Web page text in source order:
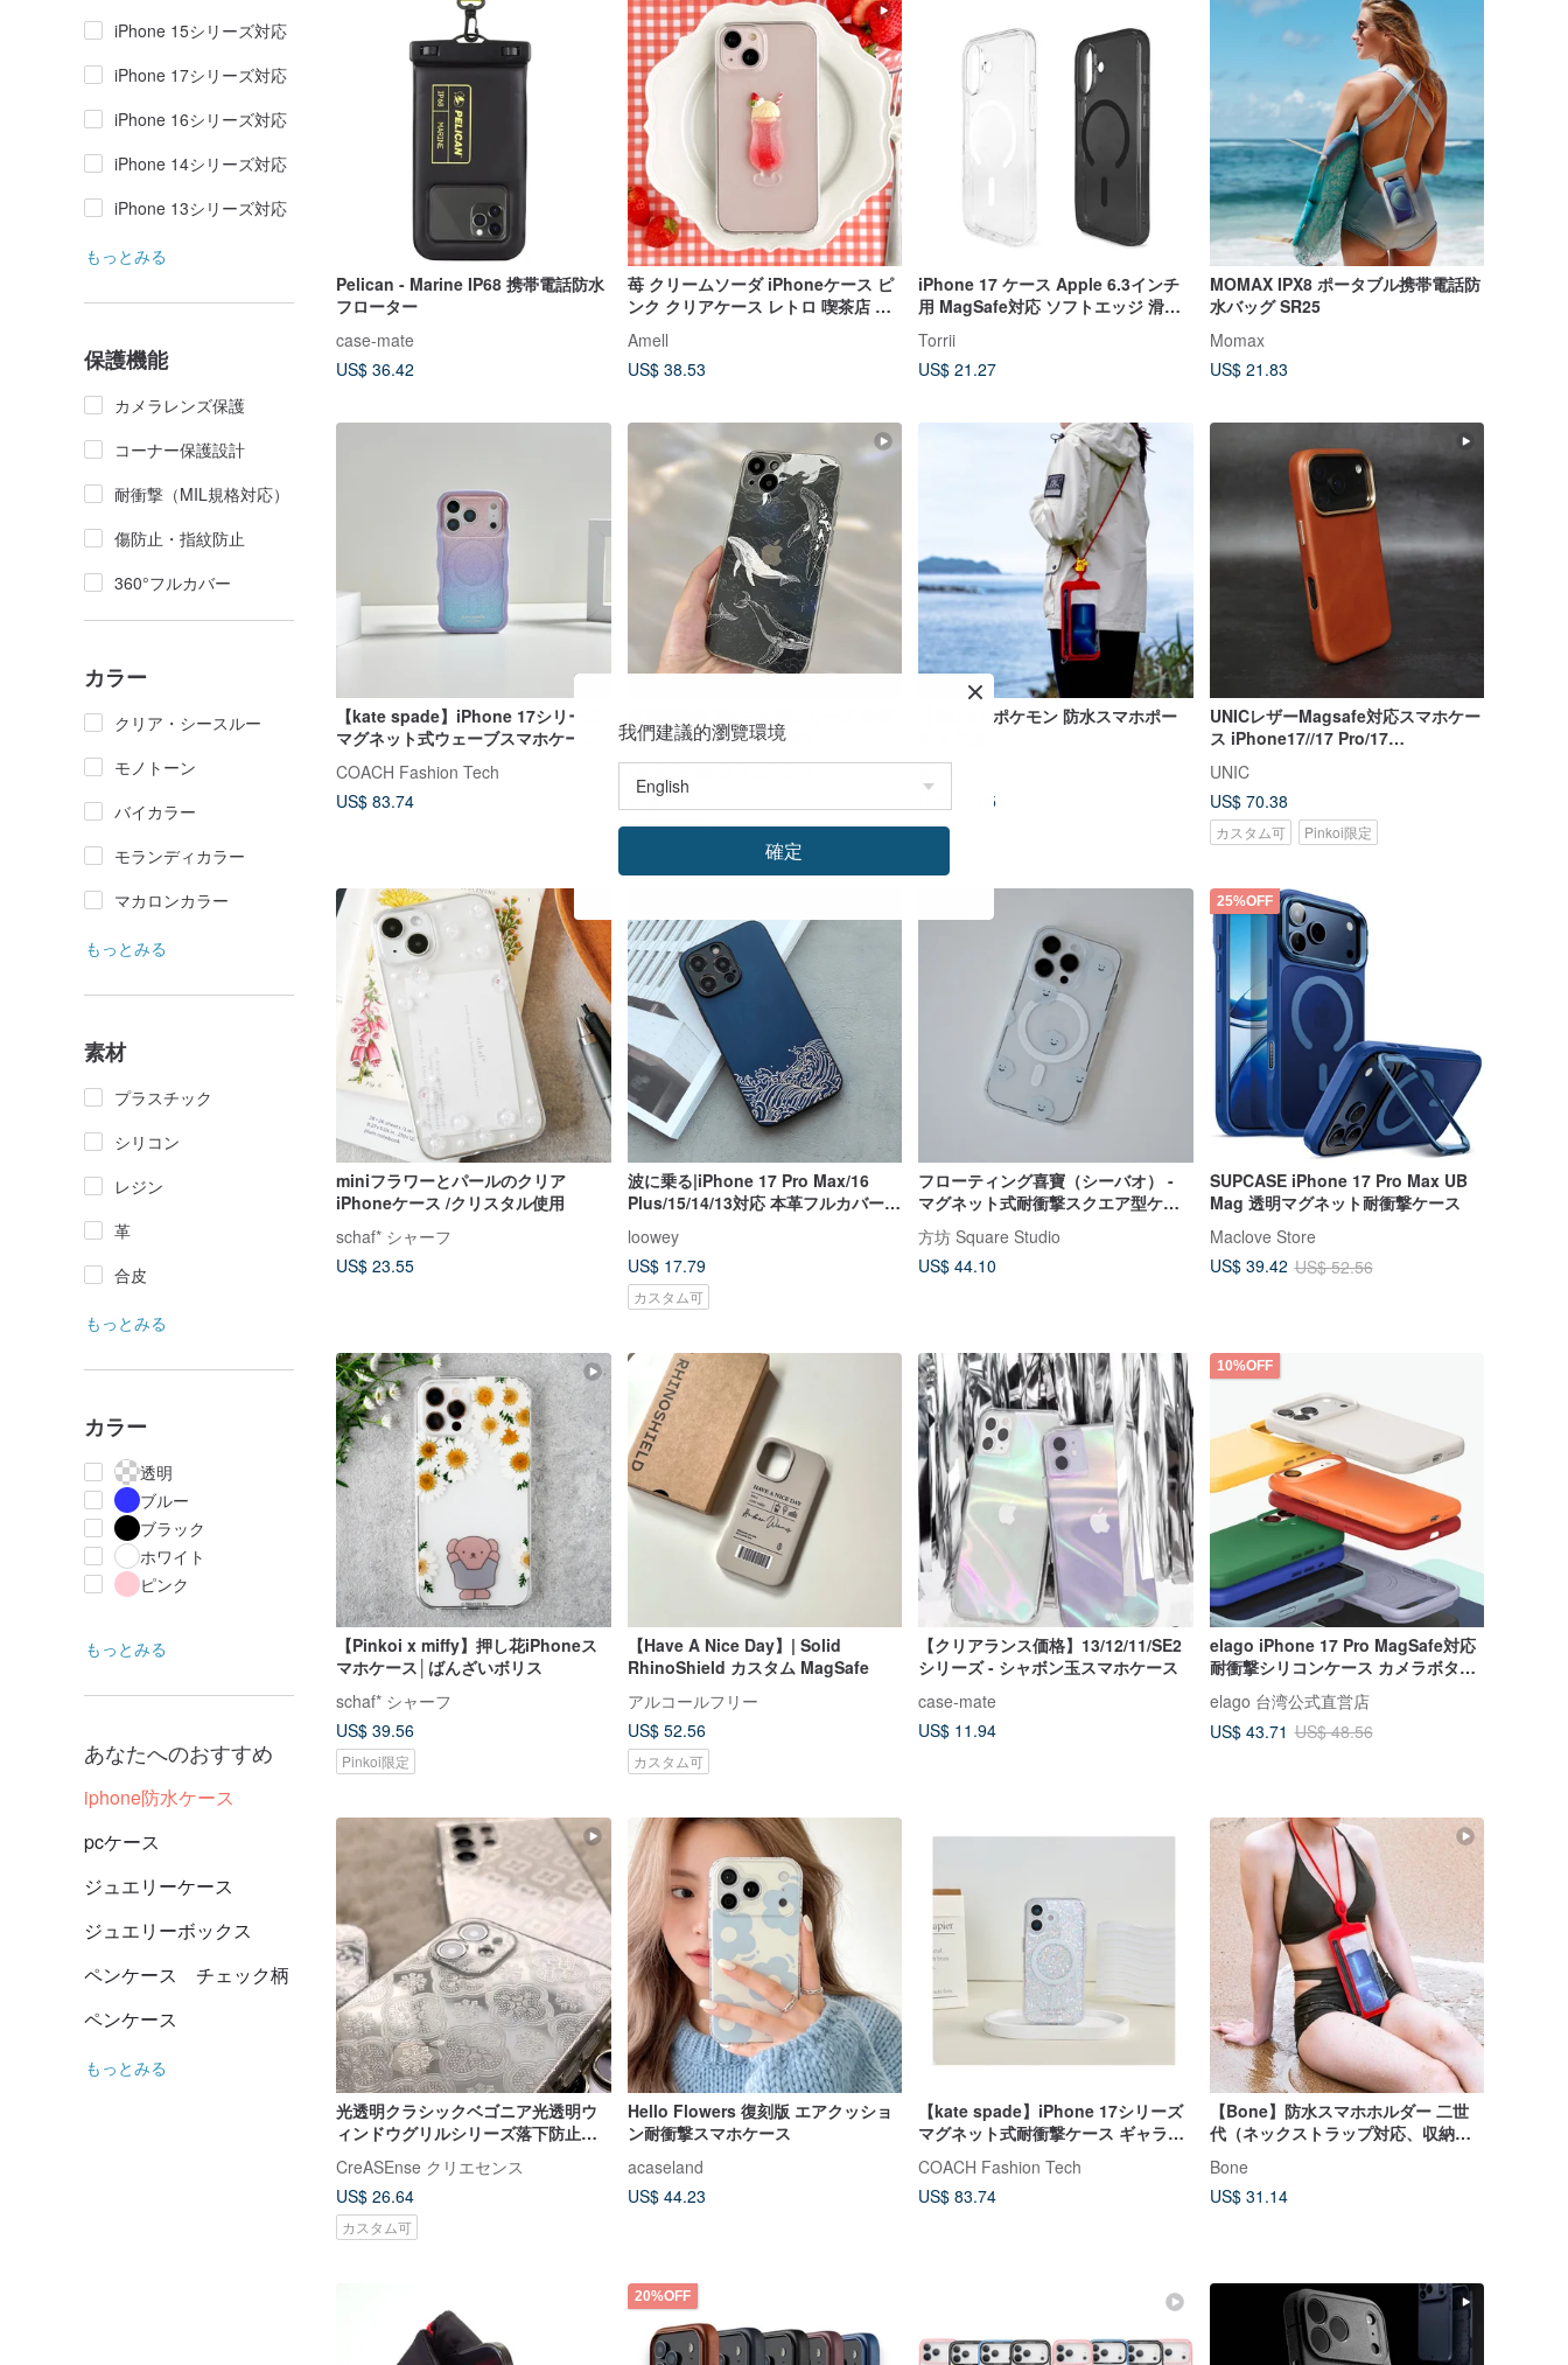
iPhone 15シリーズ対応
iPhone 17シリーズ対応
iPhone 16シリーズ対応
iPhone 14シリーズ対応
iPhone 13シリーズ対応
もっとみる
保護機能
カメラレンズ保護
コーナー保護設計
耐衝撃（MIL規格対応）
傷防止・指紋防止
360°フルカバー
カラー
クリア・シースルー
モノトーン
バイカラー
モランディカラー
マカロンカラー
もっとみる
素材
プラスチック
シリコン
レジン
革
合皮
もっとみる
カラー
透明
ブルー
ブラック
ホワイト
ピンク
もっとみる
あなたへのおすすめ
iphone防水ケース
pcケース
ジュエリーケース
ジュエリーボックス
ペンケース チェック柄
ペンケース
もっとみる
Pelican - Marine IP68 携帯電話防水
フローター
case-mate
US$ 36.42
苺 クリームソーダ iPhoneケース ピ
ンク クリアケース レトロ 喫茶店 フ
ェイクスイーツ iPhone17
Amell
US$ 38.53
iPhone 17 ケース Apple 6.3インチ
用 MagSafe対応 ソフトエッジ 滑り
止め 落下防止
Torrii
US$ 21.27
MOMAX IPX8 ポータブル携帯電話防
水バッグ SR25
Momax
US$ 21.83
【kate spade】iPhone 17シリーズ
マグネット式ウェーブスマホケース
COACH Fashion Tech
US$ 83.74
撃スマホケース CSBN02
CreASEnse クリエセンス
US$ 35.55
カスタム可
【Bone】ポケモン 防水スマホポー
Bone
US$ 40.05
UNICレザーMagsafe対応スマホケー
ス iPhone17//17 Pro/17
UNIC
US$ 70.38
カスタム可 Pinkoi限定
miniフラワーとパールのクリア
iPhoneケース /クリスタル使用
schaf* シャーフ
US$ 23.55
波に乗る|iPhone 17 Pro Max/16
Plus/15/14/13対応 本革フルカバー耐
衝撃スマホケース
loowey
US$ 17.79
カスタム可
フローティング喜寶（シーバオ） -
マグネット式耐衝撃スクエア型ケー
ス iPhone 12~17 用
方坊 Square Studio
US$ 44.10
25%OFF
SUPCASE iPhone 17 Pro Max UB
Mag 透明マグネット耐衝撃ケース
Maclove Store
US$ 39.42 US$ 52.56
【Pinkoi x miffy】押し花iPhoneス
マホケース│ばんざいボリス
schaf* シャーフ
US$ 39.56
Pinkoi限定
【Have A Nice Day】| Solid
RhinoShield カスタム MagSafe
アルコールフリー
US$ 52.56
カスタム可
【クリアランス価格】13/12/11/SE2
シリーズ - シャボン玉スマホケース
case-mate
US$ 11.94
10%OFF
elago iPhone 17 Pro MagSafe対応
耐衝撃シリコンケース カメラボタン
付き
elago 台湾公式直営店
US$ 43.71 US$ 48.56
光透明クラシックベゴニア光透明ウ
ィンドウグリルシリーズ落下防止携
CreASEnse クリエセンス
US$ 26.64
カスタム可
Hello Flowers 復刻版 エアクッショ
ン耐衝撃スマホケース
acaseland
US$ 44.23
【kate spade】iPhone 17シリーズ
マグネット式耐衝撃ケース ギャラク
COACH Fashion Tech
US$ 83.74
【Bone】防水スマホホルダー 二世
代（ネックストラップ対応、収納可
Bone
US$ 31.14
20%OFF
我們建議的瀏覽環境
確定